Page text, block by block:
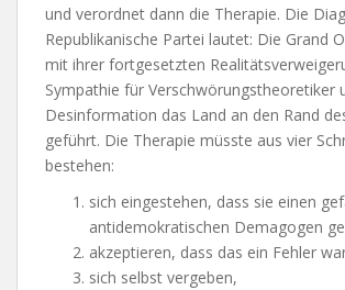
und verordnet dann die Therapie. Die
Republikanische Partei lautet: Die Grand
mit ihrer fortgesetzten
Sympathie für Verschwörungstheoretiker
Desinformation das Land an den Rand
geführt. Die Therapie müsste aus vier
bestehen:
sich eingestehen, dass sie einen
antidemokratischen Demagogen
akzeptieren, dass das ein Fehler
sich selbst vergeben,